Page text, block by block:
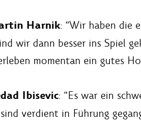
Harnik: "Wir haben die
wir dann besser ins Spiel
momentan ein gutes
Ibisevic: "Es war ein
verdient in Führung